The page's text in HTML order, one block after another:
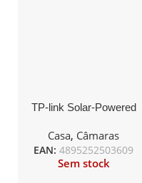
TP-link Solar-Powered
Casa, Câmaras
EAN: 4895252503609
Sem stock